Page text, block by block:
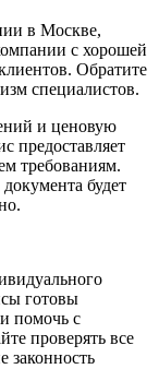
в Москве,
с хорошей
Обратите
специалистов.
и ценовую
предоставляет
требованиям.​
будет
готовы
помочь с
проверять все
законность